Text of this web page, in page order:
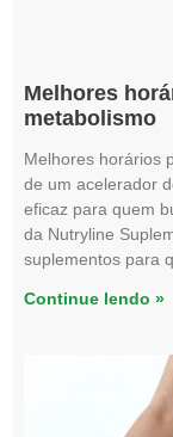
Melhores
metabolismo
Melhores horários
de um acelerador
eficaz para quem
da Nutryline
suplementos para
Continue lendo »